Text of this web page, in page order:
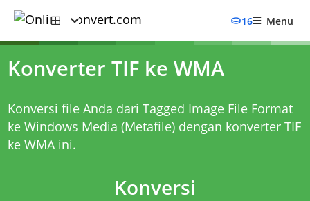
16 Menu
Konverter TIF ke WMA
Konversi file Anda dari Tagged Image File Format
ke Windows Media (Metafile) dengan konverter TIF
ke WMAini.
Konversi